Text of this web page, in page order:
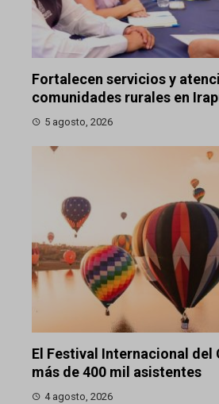
Fortalecen servicios y
comunidades rurales en
5 agosto, 2026
El Festival Internacional del
más de 400 mil asistentes
4 agosto, 2026